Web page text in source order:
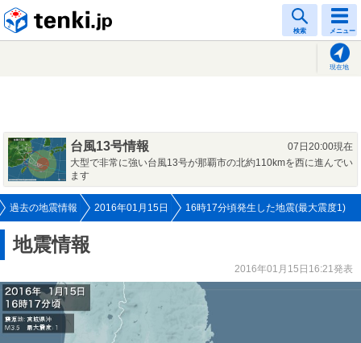
検索 メニュー
現在地
台風13号情報
07日20:00現在
大型で非常に強い台風13号が那覇市の北約110kmを西に進んでい
ます
過去の地震情報 2016年01月15日 16時17分頃発生した地震(最大震度1)
地震情報
2016年01月15日16:21発表